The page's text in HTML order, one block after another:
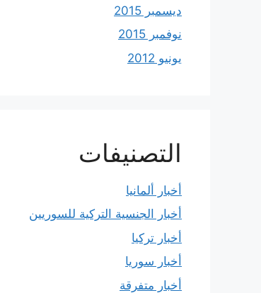
ديسمبر 2015
نوفمبر 2015
يونيو 2012
التصنيفات
أخبار ألمانيا
أخبار الجنسية التركية للسوريين
أخبار تركيا
أخبار سوريا
أخبار متفرقة